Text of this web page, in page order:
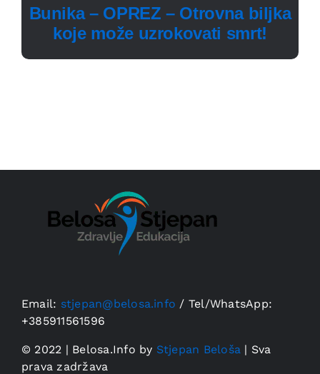
Bunika – OPREZ – Otrovna biljka
koje može uzrokovati smrt!
Email: stjepan@belosa.info / Tel/WhatsApp:
+385911561596
© 2022 | Belosa.Info by Stjepan Beloša | Sva
prava zadržava